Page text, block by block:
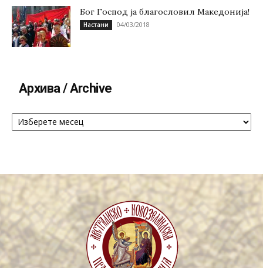
Бог Господ ја благословил Македонија!
Настани 04/03/2018
Архива / Archive
Архива